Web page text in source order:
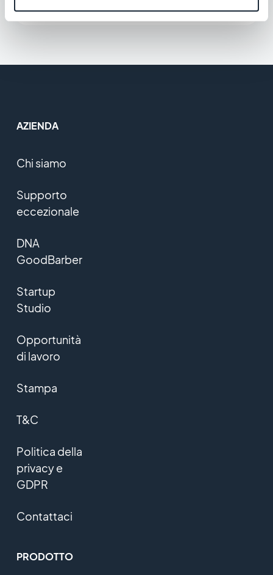
AZIENDA
Chi siamo
Supporto
eccezionale
DNA
GoodBarber
Startup
Studio
Opportunità
di lavoro
Stampa
T&C
Politica della
privacy e
GDPR
Contattaci
PRODOTTO